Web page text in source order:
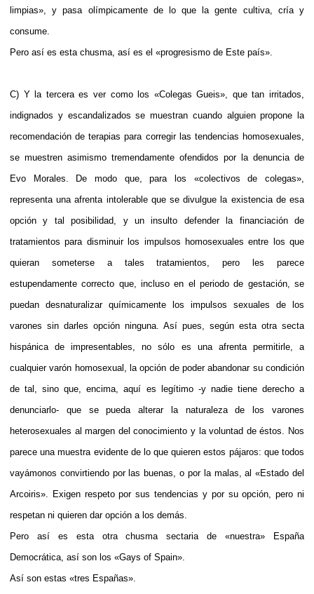
limpias», y pasa olímpicamente de lo que la gente cultiva, cría y
consume.
Pero así es esta chusma, así es el «progresismo de Este país».
C) Y la tercera es ver como los «Colegas Gueis», que tan irritados,
indignados y escandalizados se muestran cuando alguien propone la
recomendación de terapias para corregir las tendencias homosexuales,
se muestren asimismo tremendamente ofendidos por la denuncia de
Evo Morales. De modo que, para los «colectivos de colegas»,
representa una afrenta intolerable que se divulgue la existencia de esa
opción y tal posibilidad, y un insulto defender la financiación de
tratamientos para disminuir los impulsos homosexuales entre los que
quieran someterse a tales tratamientos, pero les parece
estupendamente correcto que, incluso en el periodo de gestación, se
puedan desnaturalizar químicamente los impulsos sexuales de los
varones sin darles opción ninguna. Así pues, según esta otra secta
hispánica de impresentables, no sólo es una afrenta permitirle, a
cualquier varón homosexual, la opción de poder abandonar su condición
de tal, sino que, encima, aquí es legítimo -y nadie tiene derecho a
denunciarlo- que se pueda alterar la naturaleza de los varones
heterosexuales al margen del conocimiento y la voluntad de éstos. Nos
parece una muestra evidente de lo que quieren estos pájaros: que todos
vayámonos convirtiendo por las buenas, o por la malas, al «Estado del
Arcoiris». Exigen respeto por sus tendencias y por su opción, pero ni
respetan ni quieren dar opción a los demás.
Pero así es esta otra chusma sectaria de «nuestra» España
Democrática, así son los «Gays of Spain».
Así son estas «tres Españas».